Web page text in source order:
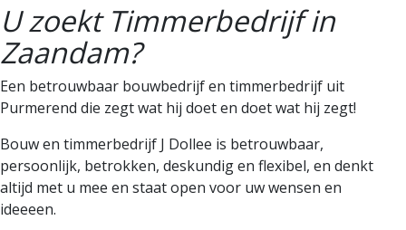
U zoekt Timmerbedrijf in
Zaandam?
Een betrouwbaar bouwbedrijf en timmerbedrijf uit
Purmerend die zegt wat hij doet en doet wat hij zegt!
Bouw en timmerbedrijf J Dollee is betrouwbaar,
persoonlijk, betrokken, deskundig en flexibel, en denkt
altijd met u mee en staat open voor uw wensen en
ideeeen.